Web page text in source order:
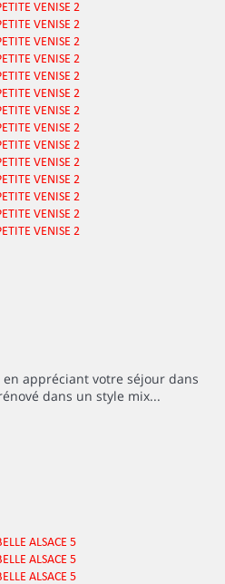
appréciant votre séjour dans
dans un style mix...